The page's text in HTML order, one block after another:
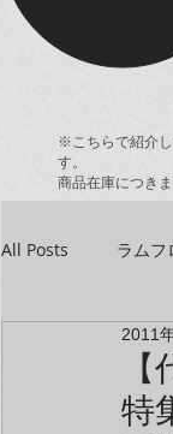
※こちらで紹介し
す。
商品在庫につき
All Posts ラムフ
アーティスト
特
2011